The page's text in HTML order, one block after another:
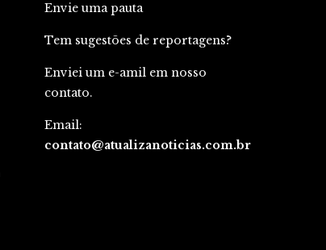
Envie uma pauta
Tem sugestões de reportagens?
Enviei um e-amil em nosso
contato.
Email:
contato@atualizanoticias.com.br